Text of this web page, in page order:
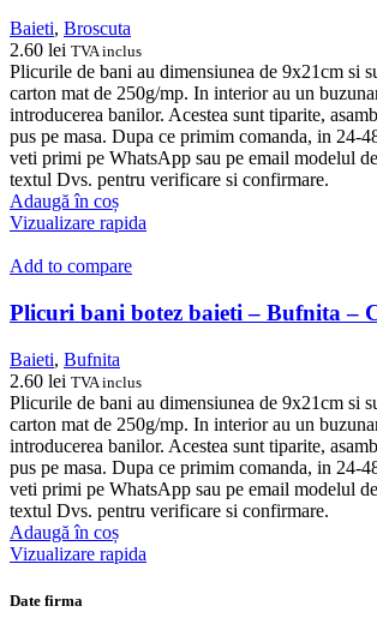
Baieti, Broscuta
2.60 lei TVA inclus
Plicurile de bani au dimensiunea de 9x21cm si
carton mat de 250g/mp. In interior au un
introducerea banilor. Acestea sunt tiparite,
pus pe masa. Dupa ce primim comanda, in 24-
veti primi pe WhatsApp sau pe email modelul
textul Dvs. pentru verificare si confirmare.
Adaugă în coș
Vizualizare rapida
Add to compare
Plicuri bani botez baieti – Bufnita –
Baieti, Bufnita
2.60 lei TVA inclus
Plicurile de bani au dimensiunea de 9x21cm si
carton mat de 250g/mp. In interior au un
introducerea banilor. Acestea sunt tiparite,
pus pe masa. Dupa ce primim comanda, in 24-
veti primi pe WhatsApp sau pe email modelul
textul Dvs. pentru verificare si confirmare.
Adaugă în coș
Vizualizare rapida
Date firma